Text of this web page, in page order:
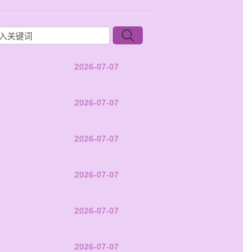
2026-07-07
2026-07-07
2026-07-07
2026-07-07
2026-07-07
2026-07-07